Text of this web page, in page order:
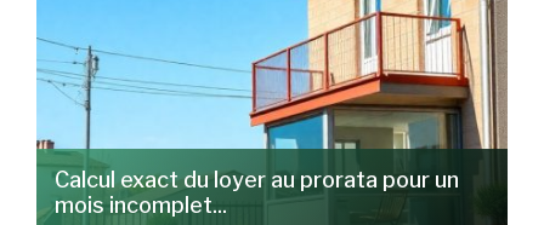
Calcul exact du loyer au prorata pour un
mois incomplet...